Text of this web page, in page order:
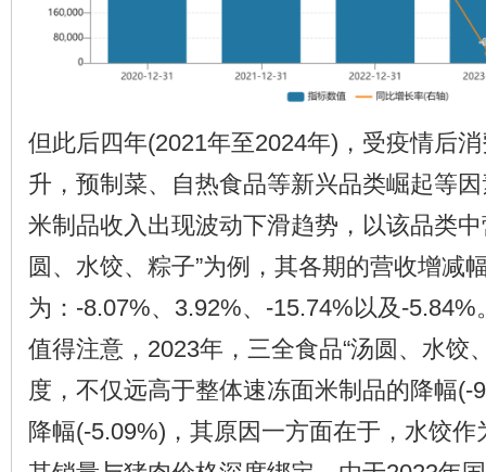
但此后四年(2021年至2024年)，受疫情后
升，预制菜、自热食品等新兴品类崛起等
米制品收入出现波动下滑趋势，以该品类
圆、水饺、粽子”为例，其各期的营收增减
为：-8.07%、3.92%、-15.74%以及-5.84%
值得注意，2023年，三全食品“汤圆、水饺
度，不仅远高于整体速冻面米制品的降幅(-
降幅(-5.09%)，其原因一方面在于，水饺